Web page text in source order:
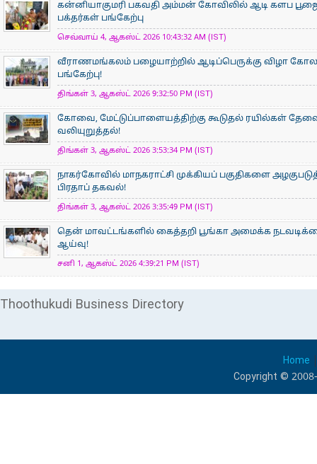
கன்னியாகுமரி பகவதி அம்மன் கோவிலில் ஆடி களப
பக்தர்கள் பங்கேற்பு
செவ்வாய் 4, ஆகஸ்ட் 2026 10:43:32 AM (IST)
வீராணமங்கலம் பழையாற்றில் ஆடிப்பெருக்கு விழா
பங்கேற்பு!
திங்கள் 3, ஆகஸ்ட் 2026 9:32:50 PM (IST)
கோவை, மேட்டுப்பாளையத்திற்கு கூடுதல் ரயில்கள்
வலியுறுத்தல்!
திங்கள் 3, ஆகஸ்ட் 2026 3:53:34 PM (IST)
நாகர்கோவில் மாநகராட்சி முக்கியப் பகுதிகளை
பிரதாப் தகவல்!
திங்கள் 3, ஆகஸ்ட் 2026 3:35:49 PM (IST)
தென் மாவட்டங்களில் கைத்தறி பூங்கா அமைக்க
ஆய்வு!
சனி 1, ஆகஸ்ட் 2026 4:39:21 PM (IST)
Thoothukudi Business Directory
Home
Copyright ©